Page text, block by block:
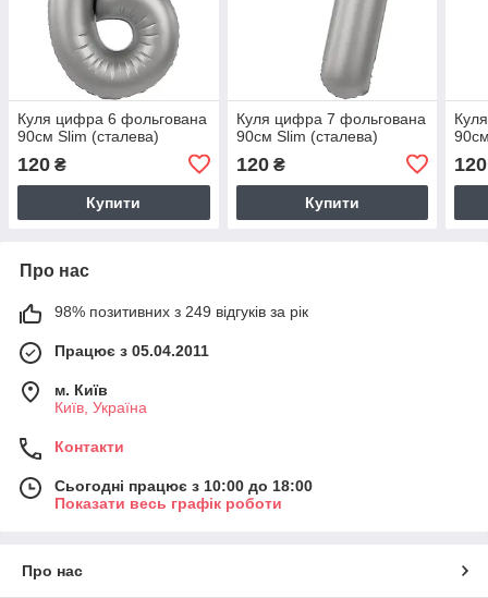
Куля цифра 6 фольгована
90см Slim (сталева)
120 ₴
Купити
Куля цифра 7 фольгована
90см Slim (сталева)
120₴
Купити
120
Про нас
98% позитивних з 249 відгуків за рік
Працює з 05.04.2011
м. Київ
Київ, Україна
Контакти
Сьогодні працює з 10:00 до 18:00
Показати весь графік роботи
Про нас